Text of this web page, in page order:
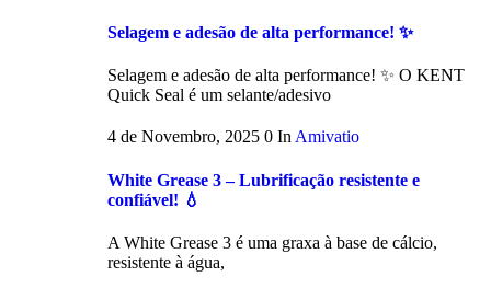
Selagem e adesão de alta performance! ✨
Selagem e adesão de alta performance! ✨ O KENT
Quick Seal é um selante/adesivo
4 de Novembro, 2025 0 InAmivatio
White Grease 3 – Lubrificação resistente e
confiável! 💧
A White Grease 3 é uma graxa à base de cálcio,
resistente à água,